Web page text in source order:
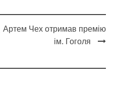
Артем Чех отримав премію
ім. Гоголя